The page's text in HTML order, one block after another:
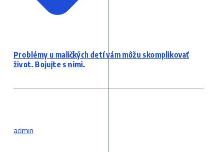
Problémy u maličkých detí vám môžu skomplikovať
život. Bojujte s nimi.
admin